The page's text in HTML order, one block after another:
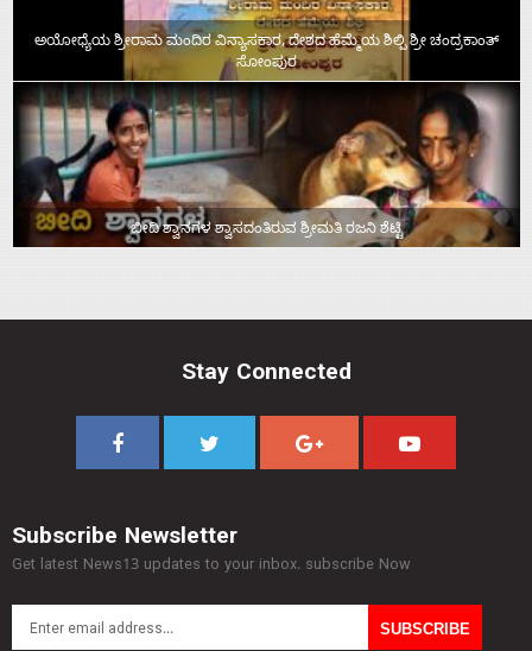
ಅಯೋಧ್ಯೆಯ ಶ್ರೀರಾಮ ಮಂದಿರ ವಿನ್ಯಾಸಕಾರ, ದೇಶದ ಹೆಮ್ಮೆಯ ಶಿಲ್ಪಿ ಶ್ರೀ ಚಂದ್ರಕಾಂತ್‌
ಸೋಂಪುರ
ಬೀದಿ ಶ್ವಾನಗಳ ಶ್ವಾಸದಂತಿರುವ ಶ್ರೀಮತಿ ರಜನಿ ಶೆಟ್ಟಿ
Stay Connected
Subscribe Newsletter
Get latest News13 updates to your inbox. subscribe Now